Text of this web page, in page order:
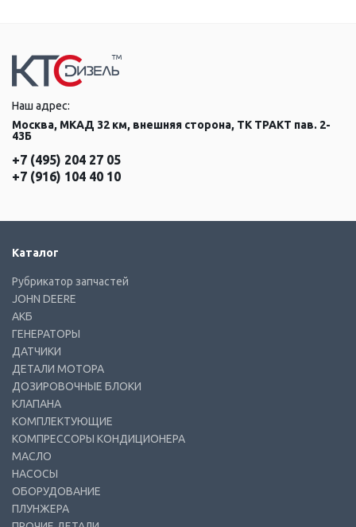
Наш адрес:
Москва, МКАД 32 км, внешняя сторона, ТК ТРАКТ пав. 2-
43Б
+7 (495) 204 27 05
+7 (916) 104 40 10
Каталог
Рубрикатор запчастей
JOHN DEERE
АКБ
ГЕНЕРАТОРЫ
ДАТЧИКИ
ДЕТАЛИ МОТОРА
ДОЗИРОВОЧНЫЕ БЛОКИ
КЛАПАНА
КОМПЛЕКТУЮЩИЕ
КОМПРЕССОРЫ КОНДИЦИОНЕРА
МАСЛО
НАСОСЫ
ОБОРУДОВАНИЕ
ПЛУНЖЕРА